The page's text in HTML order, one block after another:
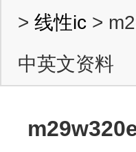
> 线性ic >
中英文资料